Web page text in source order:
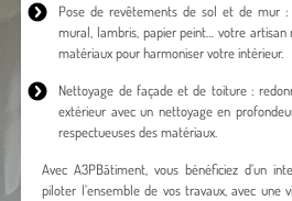
Pose de revêtements de sol et de mur :
mural, lambris, papier peint… votre
matériaux pour harmoniser votre intérieur.
Nettoyage de façade et de toiture :
extérieur avec un nettoyage en
respectueuses des matériaux.
Avec A3PBâtiment, vous bénéficiez d’un
piloter l’ensemble de vos travaux, avec une